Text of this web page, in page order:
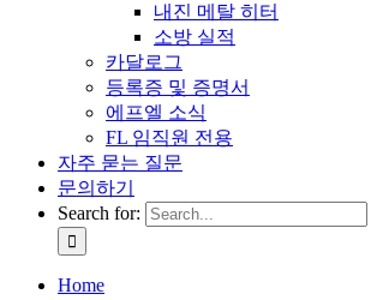
내진 메탈 히터
소방 실적
카달로그
등록증 및 증명서
에프엘 소식
FL 임직원 전용
자주 묻는 질문
문의하기
Search for:
Home